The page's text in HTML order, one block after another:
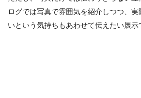
ログでは写真で雰囲気を紹介しつつ、実
いという気持ちもあわせて伝えたい展示